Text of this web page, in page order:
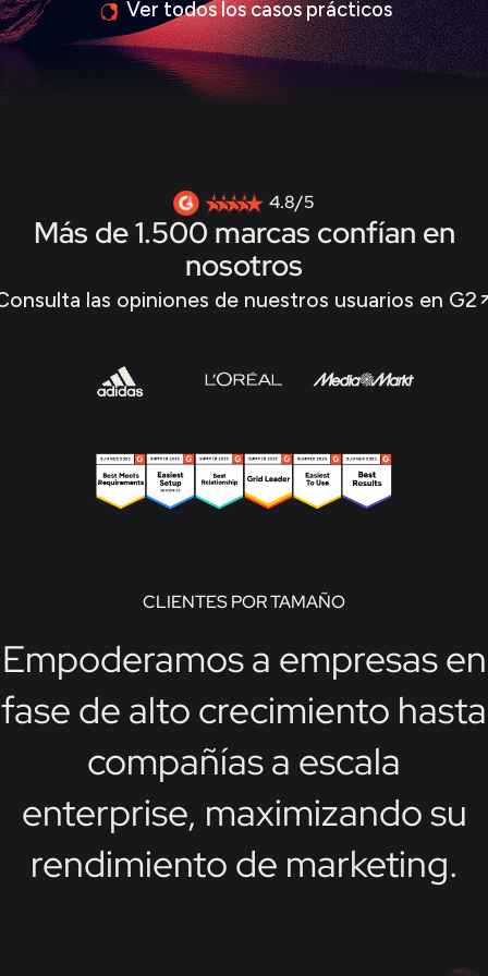
Ver todos los casos prácticos
4.8/5
Más de 1.500 marcas confían en
nosotros
las opiniones de nuestros usuarios en G2
CLIENTES POR TAMAÑO
Empoderamos a empresas en
fase de alto crecimiento hasta
compañías a escala
enterprise, maximizando su
rendimiento de marketing.